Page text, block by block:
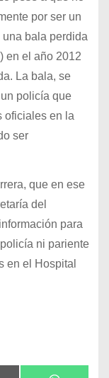
por ser un
bala perdida
en el año 2012
La bala, se
policía que
oficiales en la
ser
que en ese
del
para
ni pariente
en el Hospital